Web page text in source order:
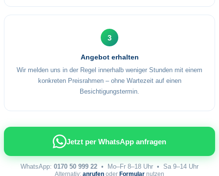
3
Angebot erhalten
Wir melden uns in der Regel innerhalb weniger Stunden mit einem
konkreten Preisrahmen – ohne Wartezeit auf einen
Besichtigungstermin.
Jetzt per WhatsApp anfragen
WhatsApp: 0170 50 999 22 • Mo–Fr 8–18 Uhr • Sa 9–14 Uhr
Alternativ: anrufen oder Formular nutzen